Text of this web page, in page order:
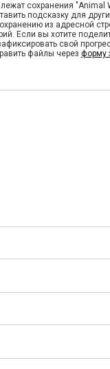
сохранения "Animal
подсказку для
из адресной
Если вы хотите
свой
файлы через форму